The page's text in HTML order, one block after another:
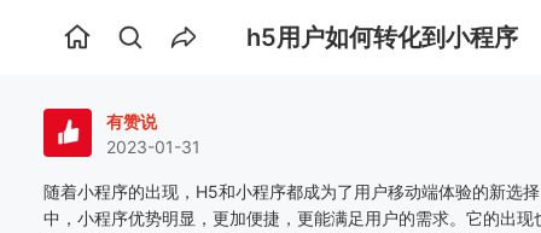
首
h5用户如何转化到小程序
有赞说
2023-01-31
随着小程序的出现， H5和小程序都成为了用户移动端体验的新选
中，小程序优势明显，更加便捷，更能满足用户的需求。它的出